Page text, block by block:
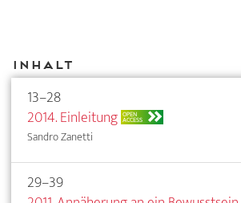
Inhalt
13–28
2014. Einleitung OPEN
ACCESS
Sandro Zanetti
29–39